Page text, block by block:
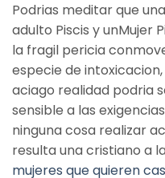
Podrias meditar que
adulto Piscis y unMujer
la fragil pericia
especie de
aciago realidad podri­a
sensible a las
ninguna cosa realizar
resulta una cristiano a
mujeres que quieren